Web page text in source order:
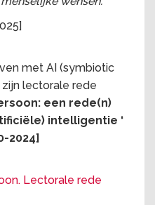
met AI (symbiotic
zijn lectorale rede
een rede(n)
intelligentie ‘
2024]
Lectorale rede